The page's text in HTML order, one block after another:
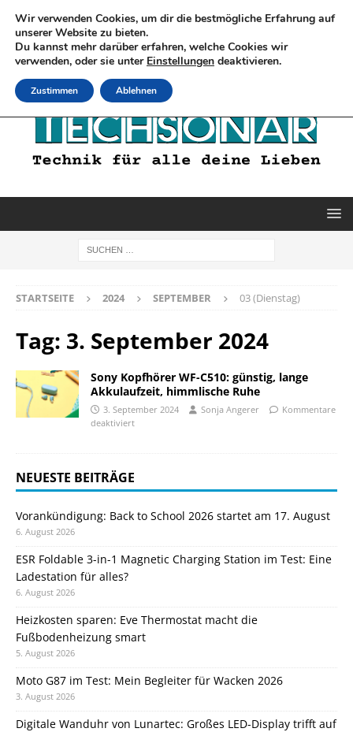
STARTSEITE 2024 SEPTEMBER 03 (Dienstag)
Tag: 3. September 2024
Sony Kopfhörer WF-C510: günstig, lange
Akkulaufzeit, himmlische Ruhe
3. September 2024 Sonja Angerer
Kommentare
deaktiviert
NEUESTE BEITRÄGE
Vorankündigung: Back to School 2026 startet am 17. August
6. August 2026
ESR Foldable 3-in-1 Magnetic Charging Station im Test: Eine
Ladestation für alles?
6. August 2026
Heizkosten sparen: Eve Thermostat macht die
Fußbodenheizung smart
5. August 2026
Moto G87 im Test: Mein Begleiter für Wacken 2026
3. August 2026
Digitale Wanduhr von Lunartec: Großes LED-Display trifft auf
Wir verwenden Cookies, um dir die bestmögliche Erfahrung auf
unserer Website zu bieten.
Du kannst mehr darüber erfahren, welche Cookies wir
verwenden, oder sie unter Einstellungen deaktivieren.
Zustimmen Ablehnen